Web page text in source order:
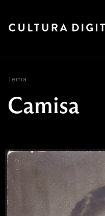
Tema
Camisa